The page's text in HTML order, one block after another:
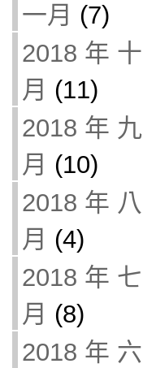
一月 (7)
2018 年 十
月 (11)
2018 年 九
月 (10)
2018 年 八
月 (4)
2018 年 七
月 (8)
2018 年 六